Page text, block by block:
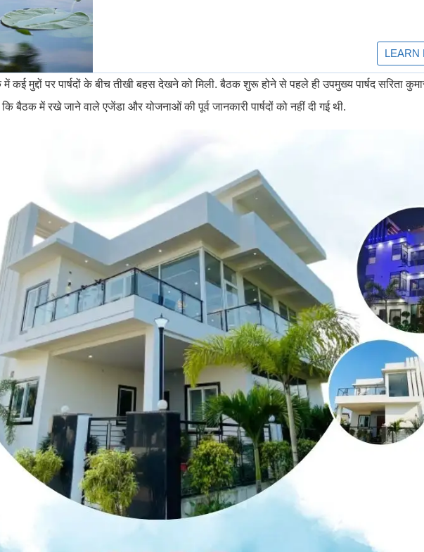
में कई मुद्दों पर पार्षदों के बीच तीखी बहस देखने को मिली. बैठक शुरू होने से पहले ही उपमुख्य पार्षद सरिता
बैठक में रखे जाने वाले एजेंडा और योजनाओं की पूर्व जानकारी पार्षदों को नहीं दी गई थी.